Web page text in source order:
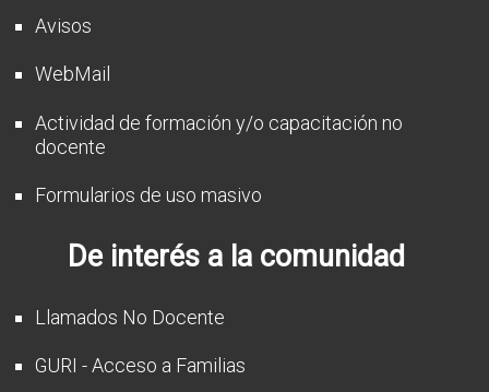
Avisos
WebMail
Actividad de formación y/o capacitación no
docente
Formularios de uso masivo
De interés a la comunidad
Llamados No Docente
GURI - Acceso a Familias